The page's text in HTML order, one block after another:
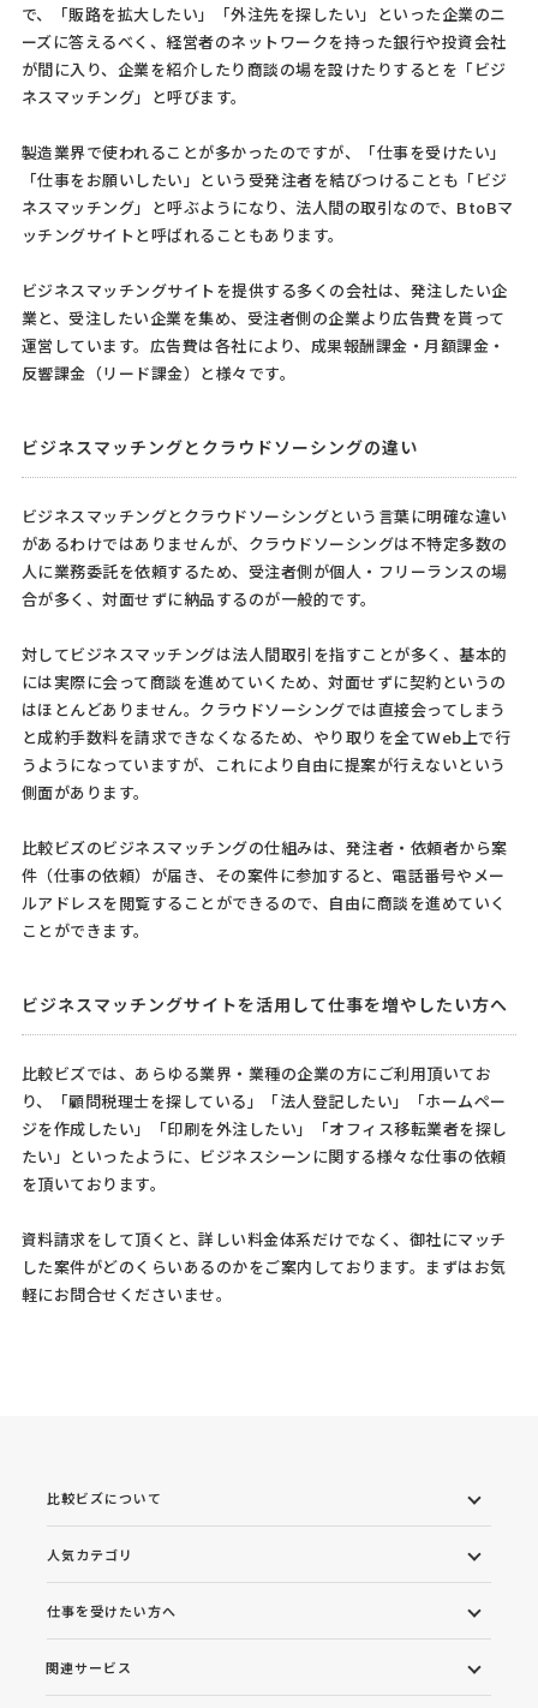
で、「販路を拡大したい」「外注先を探したい」といった企業のニ
ーズに答えるべく、経営者のネットワークを持った銀行や投資会社
が間に入り、企業を紹介したり商談の場を設けたりするとを「ビジ
ネスマッチング」と呼びます。
製造業界で使われることが多かったのですが、「仕事を受けたい」
「仕事をお願いしたい」という受発注者を結びつけることも「ビジ
ネスマッチング」と呼ぶようになり、法人間の取引なので、BtoBマ
ッチングサイトと呼ばれることもあります。
ビジネスマッチングサイトを提供する多くの会社は、発注したい企
業と、受注したい企業を集め、受注者側の企業より広告費を貰って
運営しています。広告費は各社により、成果報酬課金・月額課金・
反響課金（リード課金）と様々です。
ビジネスマッチングとクラウドソーシングの違い
ビジネスマッチングとクラウドソーシングという言葉に明確な違い
があるわけではありませんが、クラウドソーシングは不特定多数の
人に業務委託を依頼するため、受注者側が個人・フリーランスの場
合が多く、対面せずに納品するのが一般的です。
対してビジネスマッチングは法人間取引を指すことが多く、基本的
には実際に会って商談を進めていくため、対面せずに契約というの
はほとんどありません。クラウドソーシングでは直接会ってしまう
と成約手数料を請求できなくなるため、やり取りを全てWeb上で行
うようになっていますが、これにより自由に提案が行えないという
側面があります。
比較ビズのビジネスマッチングの仕組みは、発注者・依頼者から案
件（仕事の依頼）が届き、その案件に参加すると、電話番号やメー
ルアドレスを閲覧することができるので、自由に商談を進めていく
ことができます。
ビジネスマッチングサイトを活用して仕事を増やしたい方へ
比較ビズでは、あらゆる業界・業種の企業の方にご利用頂いてお
り、「顧問税理士を探している」「法人登記したい」「ホームペー
ジを作成したい」「印刷を外注したい」「オフィス移転業者を探し
たい」といったように、ビジネスシーンに関する様々な仕事の依頼
を頂いております。
資料請求をして頂くと、詳しい料金体系だけでなく、御社にマッチ
した案件がどのくらいあるのかをご案内しております。まずはお気
軽にお問合せくださいませ。
比較ビズについて
人気カテゴリ
仕事を受けたい方へ
関連サービス